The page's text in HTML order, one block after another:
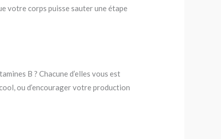
votre corps puisse sauter une étape
B ? Chacune d’elles vous est
ou d’encourager votre production